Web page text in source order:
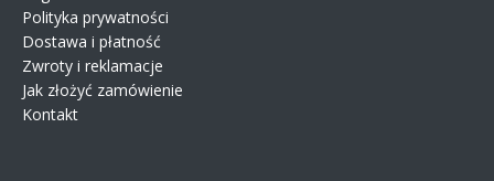
Polityka prywatności
Dostawa i płatność
Zwroty i reklamacje
Jak złożyć zamówienie
Kontakt